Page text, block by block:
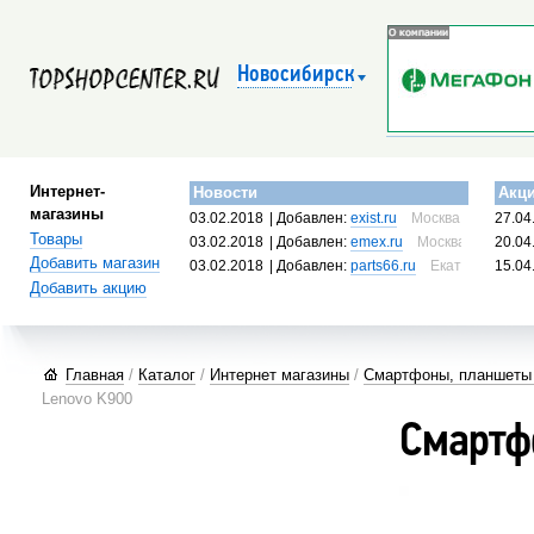
Новосибирск
Интернет-
магазины
Товары
Добавить магазин
Добавить акцию
Новости
03.02.2018 | Добавлен:exist.ru
Москва, Россия
03.02.2018
| Добавлен:emex.ru
Москва, Россия
03.02.2018
| Добавлен:parts66.ru Екатеринбург,
Главная / Каталог / Интернет магазины / Смартфоны, планшеты
Lenovo K900